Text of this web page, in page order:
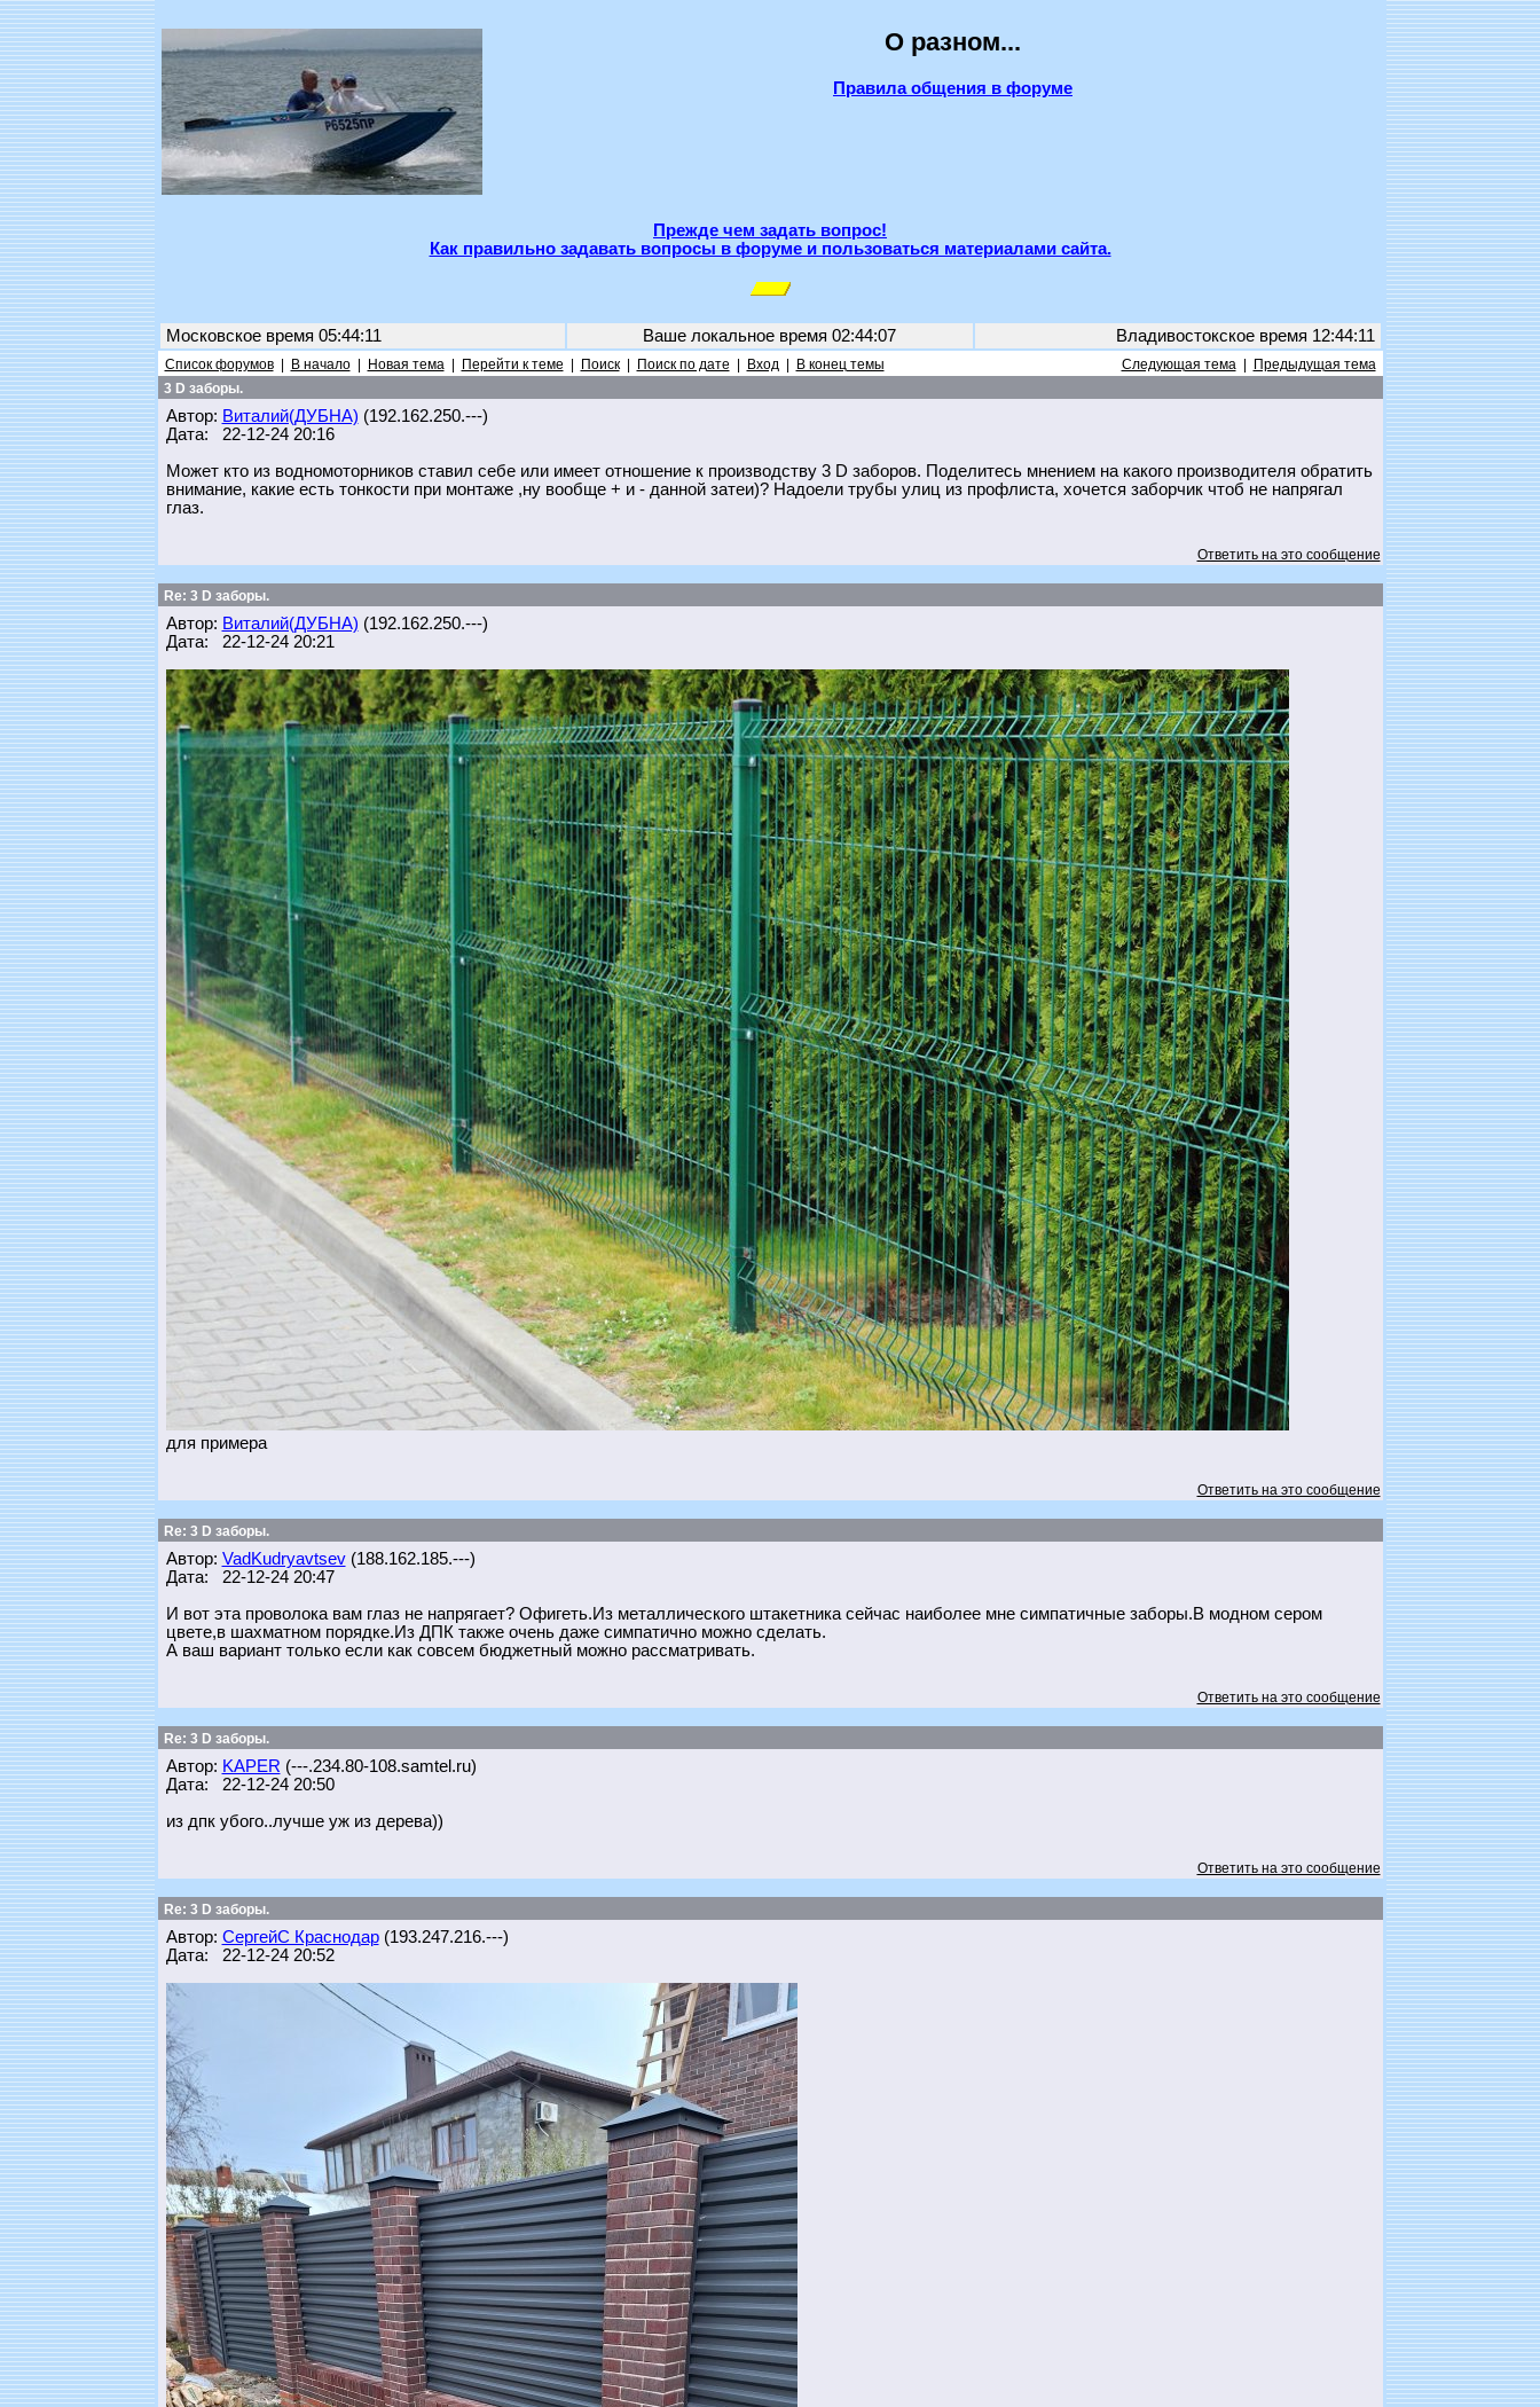
О разном...
Правила общения в форуме
Прежде чем задать вопрос!
Как правильно задавать вопросы в форуме и пользоваться материалами сайта.
Московское время 05:44:11 Ваше локальное время 02:44:07 Владивостокское время 12:44:11
Список форумов| В начало| Новая тема| Перейти к теме Поиск| Поиск по дате Вход| В конец темы Следующая тема|
Предыдущая тема
3 D заборы.
Автор: Виталий(ДУБНА) (192.162.250.---)
Дата: 22-12-24 20:16
Может кто из водномоторников ставил себе или имеет отношение к производству 3 D заборов. Поделитесь мнением на какого производителя обратить
внимание, какие есть тонкости при монтаже ,ну вообще + и - данной затеи)? Надоели трубы улиц из профлиста, хочется заборчик чтоб не напрягал
глаз.
Ответить на это сообщение
Re: 3 D заборы.
Автор: Виталий(ДУБНА) (192.162.250.---)
Дата: 22-12-24 20:21
для примера
Ответить на это сообщение
Re: 3 D заборы.
Автор: VadKudryavtsev(188.162.185.---)
Дата: 22-12-24 20:47
И вот эта проволока вам глаз не напрягает? Офигеть.Из металлического штакетника сейчас наиболее мне симпатичные заборы.В модном сером
цвете,в шахматном порядке.Из ДПК также очень даже симпатично можно сделать.
А ваш вариант только если как совсем бюджетный можно рассматривать.
Ответить на это сообщение
Re: 3 D заборы.
Автор: KAPER (---.234.80-108.samtel.ru)
Дата: 22-12-24 20:50
из дпк убого..лучше уж из дерева))
Ответить на это сообщение
Re: 3 D заборы.
Автор: СергейС Краснодар(193.247.216.---)
Дата: 22-12-24 20:52